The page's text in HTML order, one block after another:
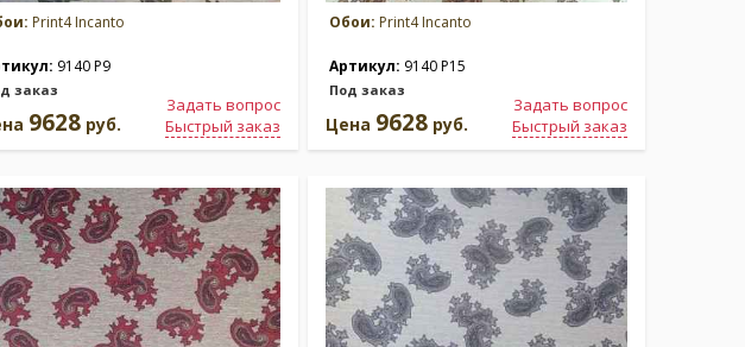
Print4 Incanto
9140 P9
заказ
Задать вопрос
Быстрый заказ
9628 руб.
Обои: Print4 Incanto
Артикул: 9140 P15
Под заказ
Задать вопрос
Быстрый заказ
Цена 9628 руб.